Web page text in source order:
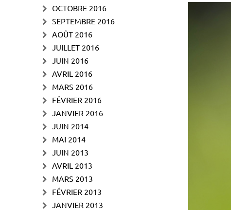
OCTOBRE 2016
SEPTEMBRE 2016
AOÛT 2016
JUILLET 2016
JUIN 2016
AVRIL 2016
MARS 2016
FÉVRIER 2016
JANVIER 2016
JUIN 2014
MAI 2014
JUIN 2013
AVRIL 2013
MARS 2013
FÉVRIER 2013
JANVIER 2013